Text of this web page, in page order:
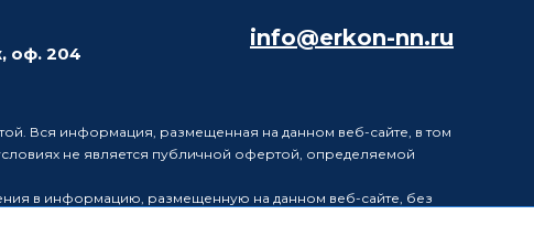
оф. 204
info@erkon-nn.ru
Вся информация, размещенная на данном веб-сайте, в том
не является публичной офертой, определяемой
в информацию, размещенную на данном веб-сайте, без